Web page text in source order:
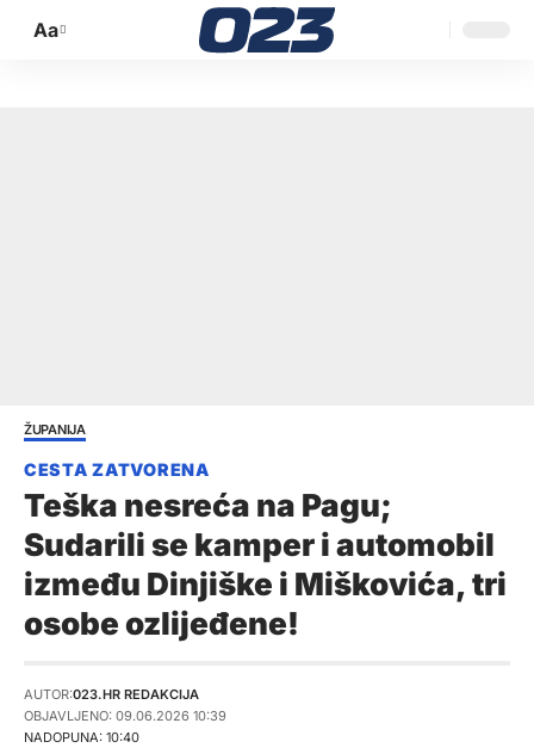
Promijeni
Aa
ŽUPANIJA
Teška nesreća na Pagu;
Sudarili se kamper i automobil
između Dinjiške i Miškovića, tri
osobe ozlijeđene!
NADOPUNA: 10:40
AUTOR:023.HR REDAKCIJA
OBJAVLJENO: 09.06.2026 10:39